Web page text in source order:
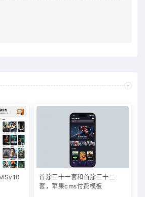
首涂三十一套和首涂三十二
套，苹果cms付费模板